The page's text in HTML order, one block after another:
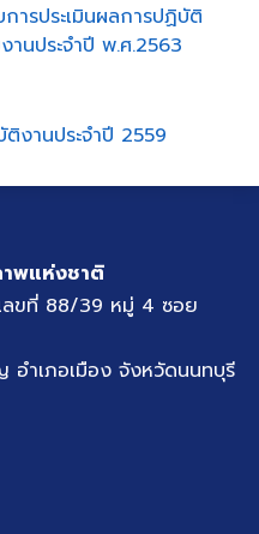
ารประเมินผลการปฏิบัติ
านประจำปี พ.ศ.2563
งานประจำปี 2559
พแห่งชาติ
ลขที่ 88/39 หมู่ 4 ซอย
ำเภอเมือง จังหวัดนนทบุรี